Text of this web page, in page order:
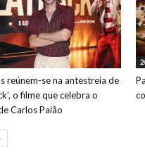
reúnem-se na antestreia de
o filme que celebra o
Carlos Paião